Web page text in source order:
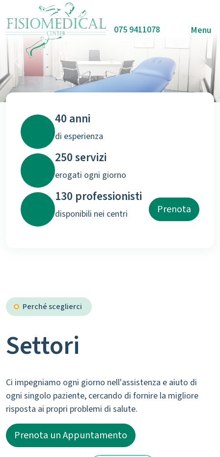
075 9411078 Menu
Previous Next
40 anni
di esperienza
250servizi
erogati ogni giorno
130 professionisti
disponibili nei centri Prenota
Perché sceglierci
Settori
Ci impegniamo ogni giorno nell'assistenza e aiuto di
ogni singolo paziente, cercando di fornire la migliore
risposta ai propri problemi di salute.
Prenota un Appuntamento